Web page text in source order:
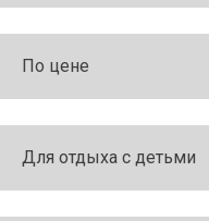
По цене
Для отдыха с детьми